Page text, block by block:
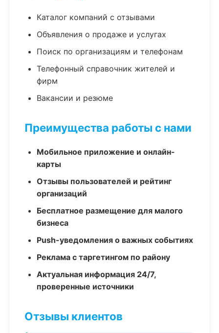
Каталог компаний с отзывами
Объявления о продаже и услугах
Поиск по организациям и телефонам
Телефонный справочник жителей и
фирм
Вакансии и резюме
Преимущества работы с нами
Мобильное приложение и онлайн-
карты
Отзывы пользователей и рейтинг
организаций
Бесплатное размещение для малого
бизнеса
Push-уведомления о важных событиях
Реклама с таргетингом по району
Актуальная информация 24/7,
проверенные источники
Отзывы клиентов